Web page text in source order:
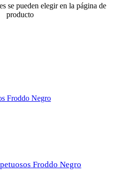
se pueden elegir en la página de
producto
Froddo Negro